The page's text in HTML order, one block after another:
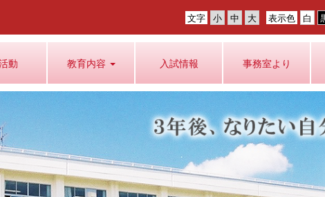
表示色
文字
動 教育内容 入試情報 事務室より